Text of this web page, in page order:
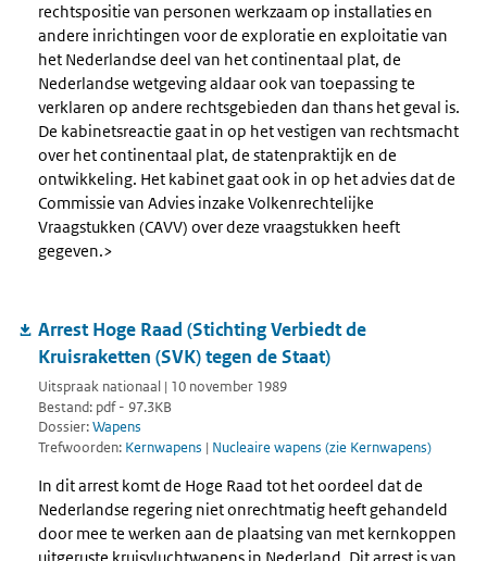
rechtspositie van personen werkzaam op installaties en
andere inrichtingen voor de exploratie en exploitatie van
het Nederlandse deel van het continentaal plat, de
Nederlandse wetgeving aldaar ook van toepassing te
verklaren op andere rechtsgebieden dan thans het geval is.
De kabinetsreactie gaat in op het vestigen van rechtsmacht
over het continentaal plat, de statenpraktijk en de
ontwikkeling. Het kabinet gaat ook in op het advies dat de
Commissie van Advies inzake Volkenrechtelijke
Vraagstukken (CAVV) over deze vraagstukken heeft
gegeven.>
Arrest Hoge Raad (Stichting Verbiedt de
Kruisraketten (SVK) tegen de Staat)
Uitspraak nationaal | 10 november 1989
Bestand: pdf - 97.3KB
Dossier:Wapens
Trefwoorden: Kernwapens | Nucleaire wapens (zie Kernwapens)
In dit arrest komt de Hoge Raad tot het oordeel dat de
Nederlandse regering niet onrechtmatig heeft gehandeld
door mee te werken aan de plaatsing van met kernkoppen